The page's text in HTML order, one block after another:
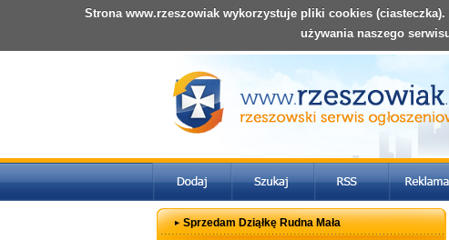
Sprzedam Dziąłkę Rudna Mała
Strona www.rzeszowiak wykorzystuje pliki cookies
używania naszego